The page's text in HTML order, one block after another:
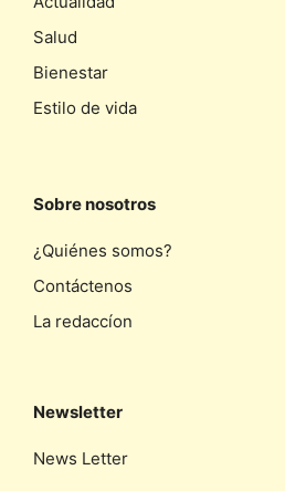
Salud
Bienestar
Estilo de vida
Sobre nosotros
¿Quiénes somos?
Contáctenos
La redaccíon
Newsletter
News Letter